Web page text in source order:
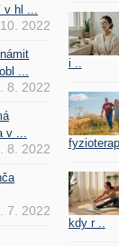
hl ...
2022
...
8. 2022
...
8. 2022
7. 2022
i ..
kdy r ..